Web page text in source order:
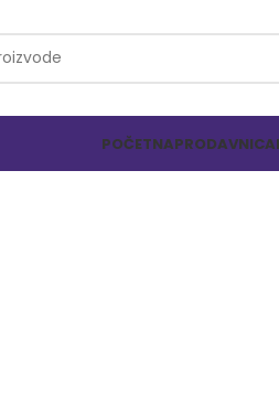
POČETNAPRODAVNICA